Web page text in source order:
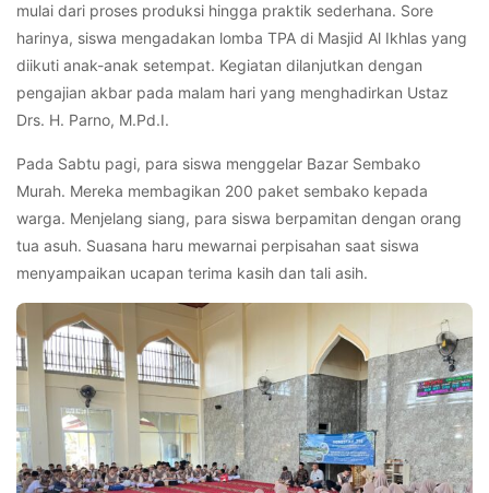
mulai dari proses produksi hingga praktik sederhana. Sore
harinya, siswa mengadakan lomba TPA di Masjid Al Ikhlas yang
diikuti anak-anak setempat. Kegiatan dilanjutkan dengan
pengajian akbar pada malam hari yang menghadirkan Ustaz
Drs. H. Parno, M.Pd.I.
Pada Sabtu pagi, para siswa menggelar Bazar Sembako
Murah. Mereka membagikan 200 paket sembako kepada
warga. Menjelang siang, para siswa berpamitan dengan orang
tua asuh. Suasana haru mewarnai perpisahan saat siswa
menyampaikan ucapan terima kasih dan tali asih.